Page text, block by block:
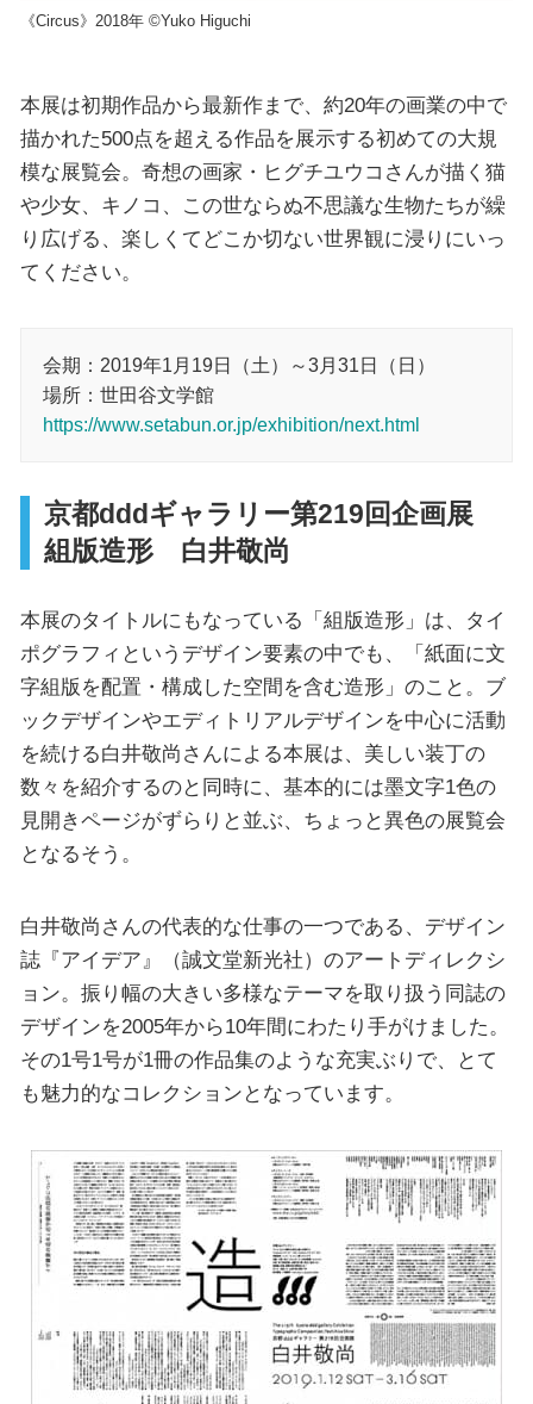
《Circus》2018年 ©Yuko Higuchi
本展は初期作品から最新作まで、約20年の画業の中で
描かれた500点を超える作品を展示する初めての大規
模な展覧会。奇想の画家・ヒグチユウコさんが描く猫
や少女、キノコ、この世ならぬ不思議な生物たちが繰
り広げる、楽しくてどこか切ない世界観に浸りにいっ
てください。
会期：2019年1月19日（土）～3月31日（日）
場所：世田谷文学館
https://www.setabun.or.jp/exhibition/next.html
京都dddギャラリー第219回企画展
組版造形 白井敬尚
本展のタイトルにもなっている「組版造形」は、タイ
ポグラフィというデザイン要素の中でも、「紙面に文
字組版を配置・構成した空間を含む造形」のこと。ブ
ックデザインやエディトリアルデザインを中心に活動
を続ける白井敬尚さんによる本展は、美しい装丁の
数々を紹介するのと同時に、基本的には墨文字1色の
見開きページがずらりと並ぶ、ちょっと異色の展覧会
となるそう。
白井敬尚さんの代表的な仕事の一つである、デザイン
誌『アイデア』（誠文堂新光社）のアートディレクシ
ョン。振り幅の大きい多様なテーマを取り扱う同誌の
デザインを2005年から10年間にわたり手がけました。
その1号1号が1冊の作品集のような充実ぶりで、とて
も魅力的なコレクションとなっています。